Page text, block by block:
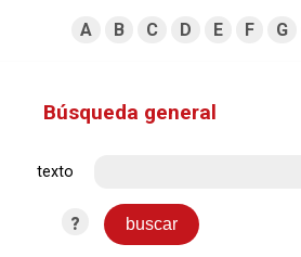
A B C D E F G
Búsqueda general
texto
?